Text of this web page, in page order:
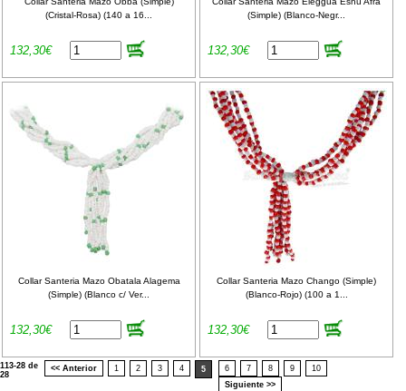
(Cristal-Rosa) (140 a 16...
132,30€
(Simple) (Blanco-Negr...
132,30€
Collar Santeria Mazo Obatala Alagema
(Simple) (Blanco c/ Ver...
132,30€
Collar Santeria Mazo Chango (Simple)
(Blanco-Rojo) (100 a 1...
132,30€
113-28 de
28
<< Anterior 1 2 3 4 5 6 7 8 9
10
Siguiente >>